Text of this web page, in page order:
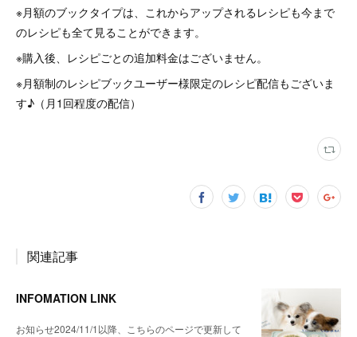
※月額のブックタイプは、これからアップされるレシピも今まで
のレシピも全て見ることができます。
※購入後、レシピごとの追加料金はございません。
※月額制のレシピブックユーザー様限定のレシピ配信もございま
す♪（月1回程度の配信）
関連記事
INFOMATION LINK
お知らせ2024/11/1以降、こちらのページで更新して